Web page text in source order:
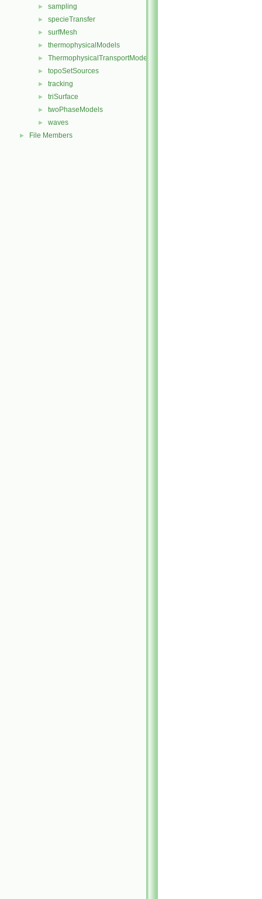
► sampling
► specieTransfer
► surfMesh
► thermophysicalModels
► ThermophysicalTransportModels
► topoSetSources
► tracking
► triSurface
► twoPhaseModels
► waves
► File Members